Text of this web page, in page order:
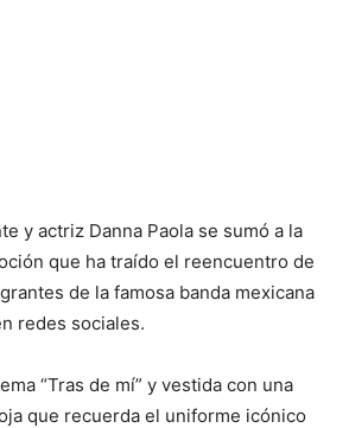
y actriz Danna Paola se sumó a la
que ha traído el reencuentro de
de la famosa banda mexicana
redes sociales.
“Tras de mí” y vestida con una
que recuerda el uniforme icónico